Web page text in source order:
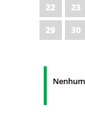
22
23
29
30